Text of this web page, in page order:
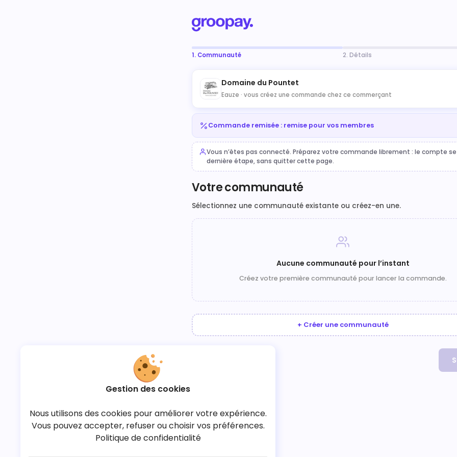
1. Communauté 2. Détails
Domaine du Pountet
Eauze · vous créez une commande chez ce commerçant
Commande remisée : remise pour vos membres
Vous n’êtes pas connecté. Préparez votre commande librement : le compte se
dernière étape, sans quitter cette page.
Votre communauté
Sélectionnez une communauté existante ou créez-en une.
Aucune communauté pour l’instant
Créez votre première communauté pour lancer la commande.
+ Créer une communauté
Gestion des cookies
Nous utilisons des cookies pour améliorer votre expérience.
Vous pouvez accepter, refuser ou choisir vos préférences.
Politique de confidentialité